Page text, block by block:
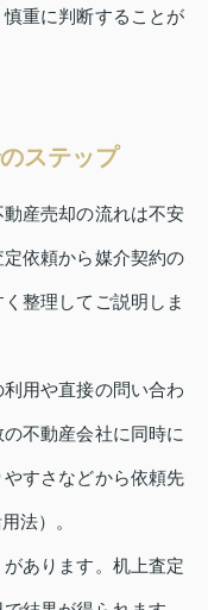
重に判断することが
ステップ
産売却の流れは不安
依頼から媒介契約の
整理してご説明しま
用や直接の問い合わ
不動産会社に同時に
すさなどから依頼先
法）。
あります。机上査定